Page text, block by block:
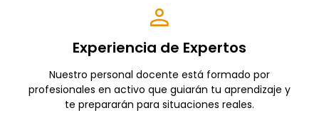
Experiencia de Expertos
Nuestro personal docente está formado por
profesionales en activo que guiarán tu aprendizaje y
te prepararán para situaciones reales.